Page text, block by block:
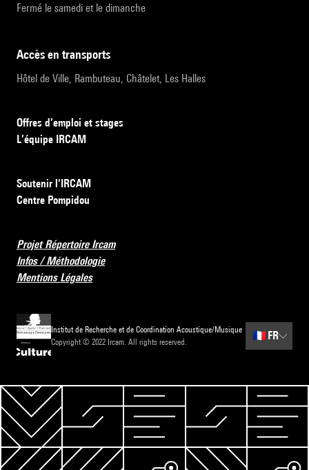
Fermé le samedi et le dimanche
accès en transports
Hôtel de Ville, Rambuteau, Châtelet, Les Halles
Offres d’emploi et stages
L’équipe IRCAM
Soutenir l’IRCAM
Centre Pompidou
Projet Répertoire Ircam
Infos / Méthodologie
Mentions Légales
Institut de Recherche et de Coordination Acoustique/Musique
Copyright © 2022 Ircam. All rights reserved.
🇫🇷 FR